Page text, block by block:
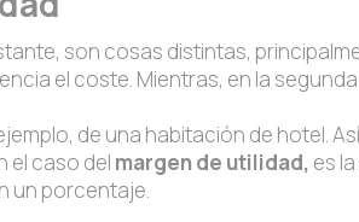
son cosas distintas,
el coste. Mientras, en la segunda
de una habitación de hotel.
el caso del margen de utilidad, es
un porcentaje.